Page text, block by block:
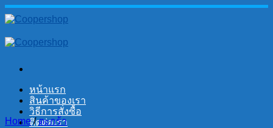
Skip
to
หน้าแรก
สินค้าของเรา
วิธีการสั่งซื้อ
ติดต่อเรา
Home / ตะกร้า